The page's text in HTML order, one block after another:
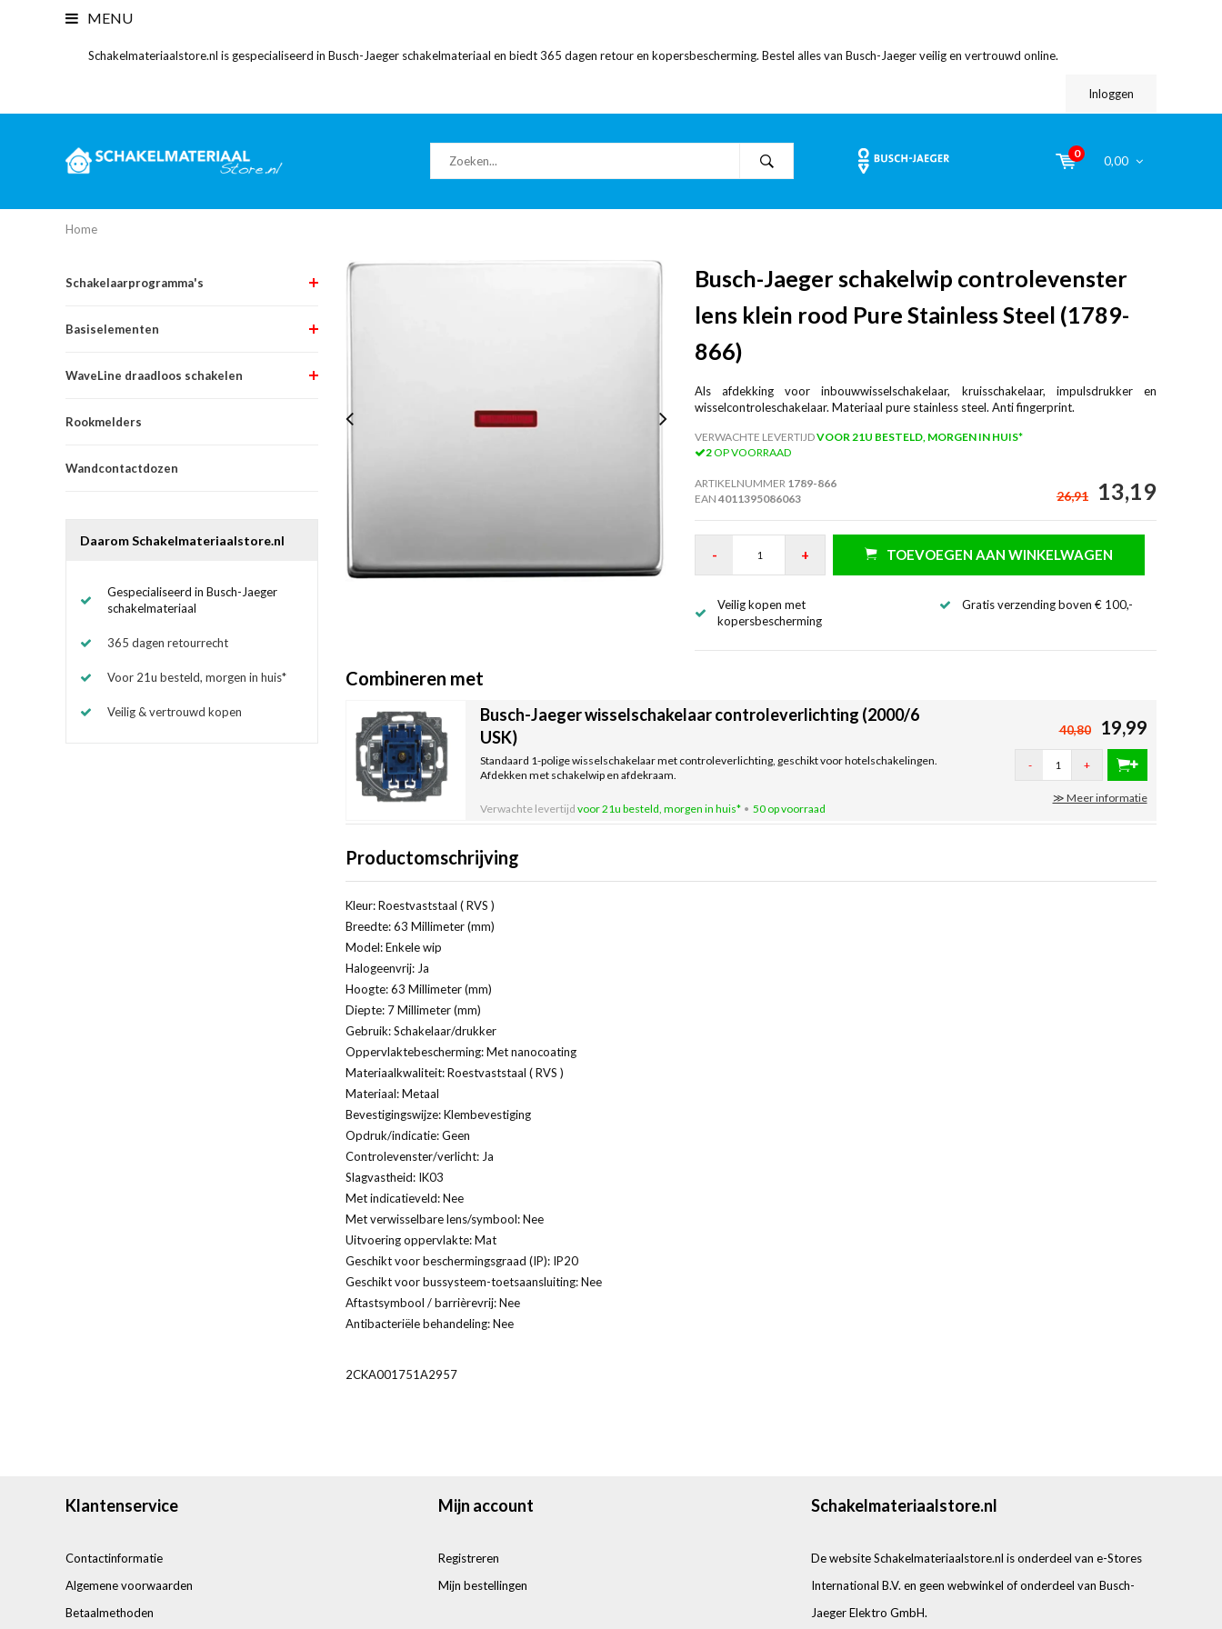
MENU
Schakelmateriaalstore.nl is gespecialiseerd in Busch-Jaeger schakelmateriaal en biedt 365 dagen retour en kopersbescherming. Bestel alles van Busch-Jaeger veilig en vertrouwd online.
Inloggen
0
0,00
Home
Schakelaarprogramma's
Basiselementen
WaveLine draadloos schakelen
Rookmelders
Wandcontactdozen
Daarom Schakelmateriaalstore.nl
Gespecialiseerd in Busch-Jaeger
schakelmateriaal
365 dagen retourrecht
Voor 21u besteld, morgen in huis*
Veilig & vertrouwd kopen
Busch-Jaeger schakelwip controlevenster
lens klein rood Pure Stainless Steel (1789-
866)
Als afdekking voor inbouwwisselschakelaar, kruisschakelaar, impulsdrukker en
wisselcontroleschakelaar. Materiaal pure stainless steel. Anti fingerprint.
VERWACHTE LEVERTIJDVOOR 21U BESTELD, MORGEN IN HUIS*
2OP VOORRAAD
ARTIKELNUMMER 1789-866
EAN 4011395086063 26,91 13,19
- + TOEVOEGEN AAN WINKELWAGEN
Veilig kopen met
kopersbescherming
Gratis verzending boven € 100,-
Combineren met
Busch-Jaeger wisselschakelaar controleverlichting (2000/6
USK)
Standaard 1-polige wisselschakelaar met controleverlichting, geschikt voor hotelschakelingen.
Afdekken met schakelwip en afdekraam.
Verwachte levertijd voor 21u besteld, morgen in huis* 50 op voorraad
40,80 19,99
- +
≫ Meer informatie
Productomschrijving
Kleur: Roestvaststaal ( RVS )
Breedte: 63 Millimeter (mm)
Model: Enkele wip
Halogeenvrij: Ja
Hoogte: 63 Millimeter (mm)
Diepte: 7 Millimeter (mm)
Gebruik: Schakelaar/drukker
Oppervlaktebescherming: Met nanocoating
Materiaalkwaliteit: Roestvaststaal ( RVS )
Materiaal: Metaal
Bevestigingswijze: Klembevestiging
Opdruk/indicatie: Geen
Controlevenster/verlicht: Ja
Slagvastheid: IK03
Met indicatieveld: Nee
Met verwisselbare lens/symbool: Nee
Uitvoering oppervlakte: Mat
Geschikt voor beschermingsgraad (IP): IP20
Geschikt voor bussysteem-toetsaansluiting: Nee
Aftastsymbool / barrièrevrij: Nee
Antibacteriële behandeling: Nee
2CKA001751A2957
Klantenservice
Contactinformatie
Algemene voorwaarden
Betaalmethoden
Mijn account
Registreren
Mijn bestellingen
Schakelmateriaalstore.nl
De website Schakelmateriaalstore.nl is onderdeel van e-Stores
International B.V. en geen webwinkel of onderdeel van Busch-
Jaeger Elektro GmbH.